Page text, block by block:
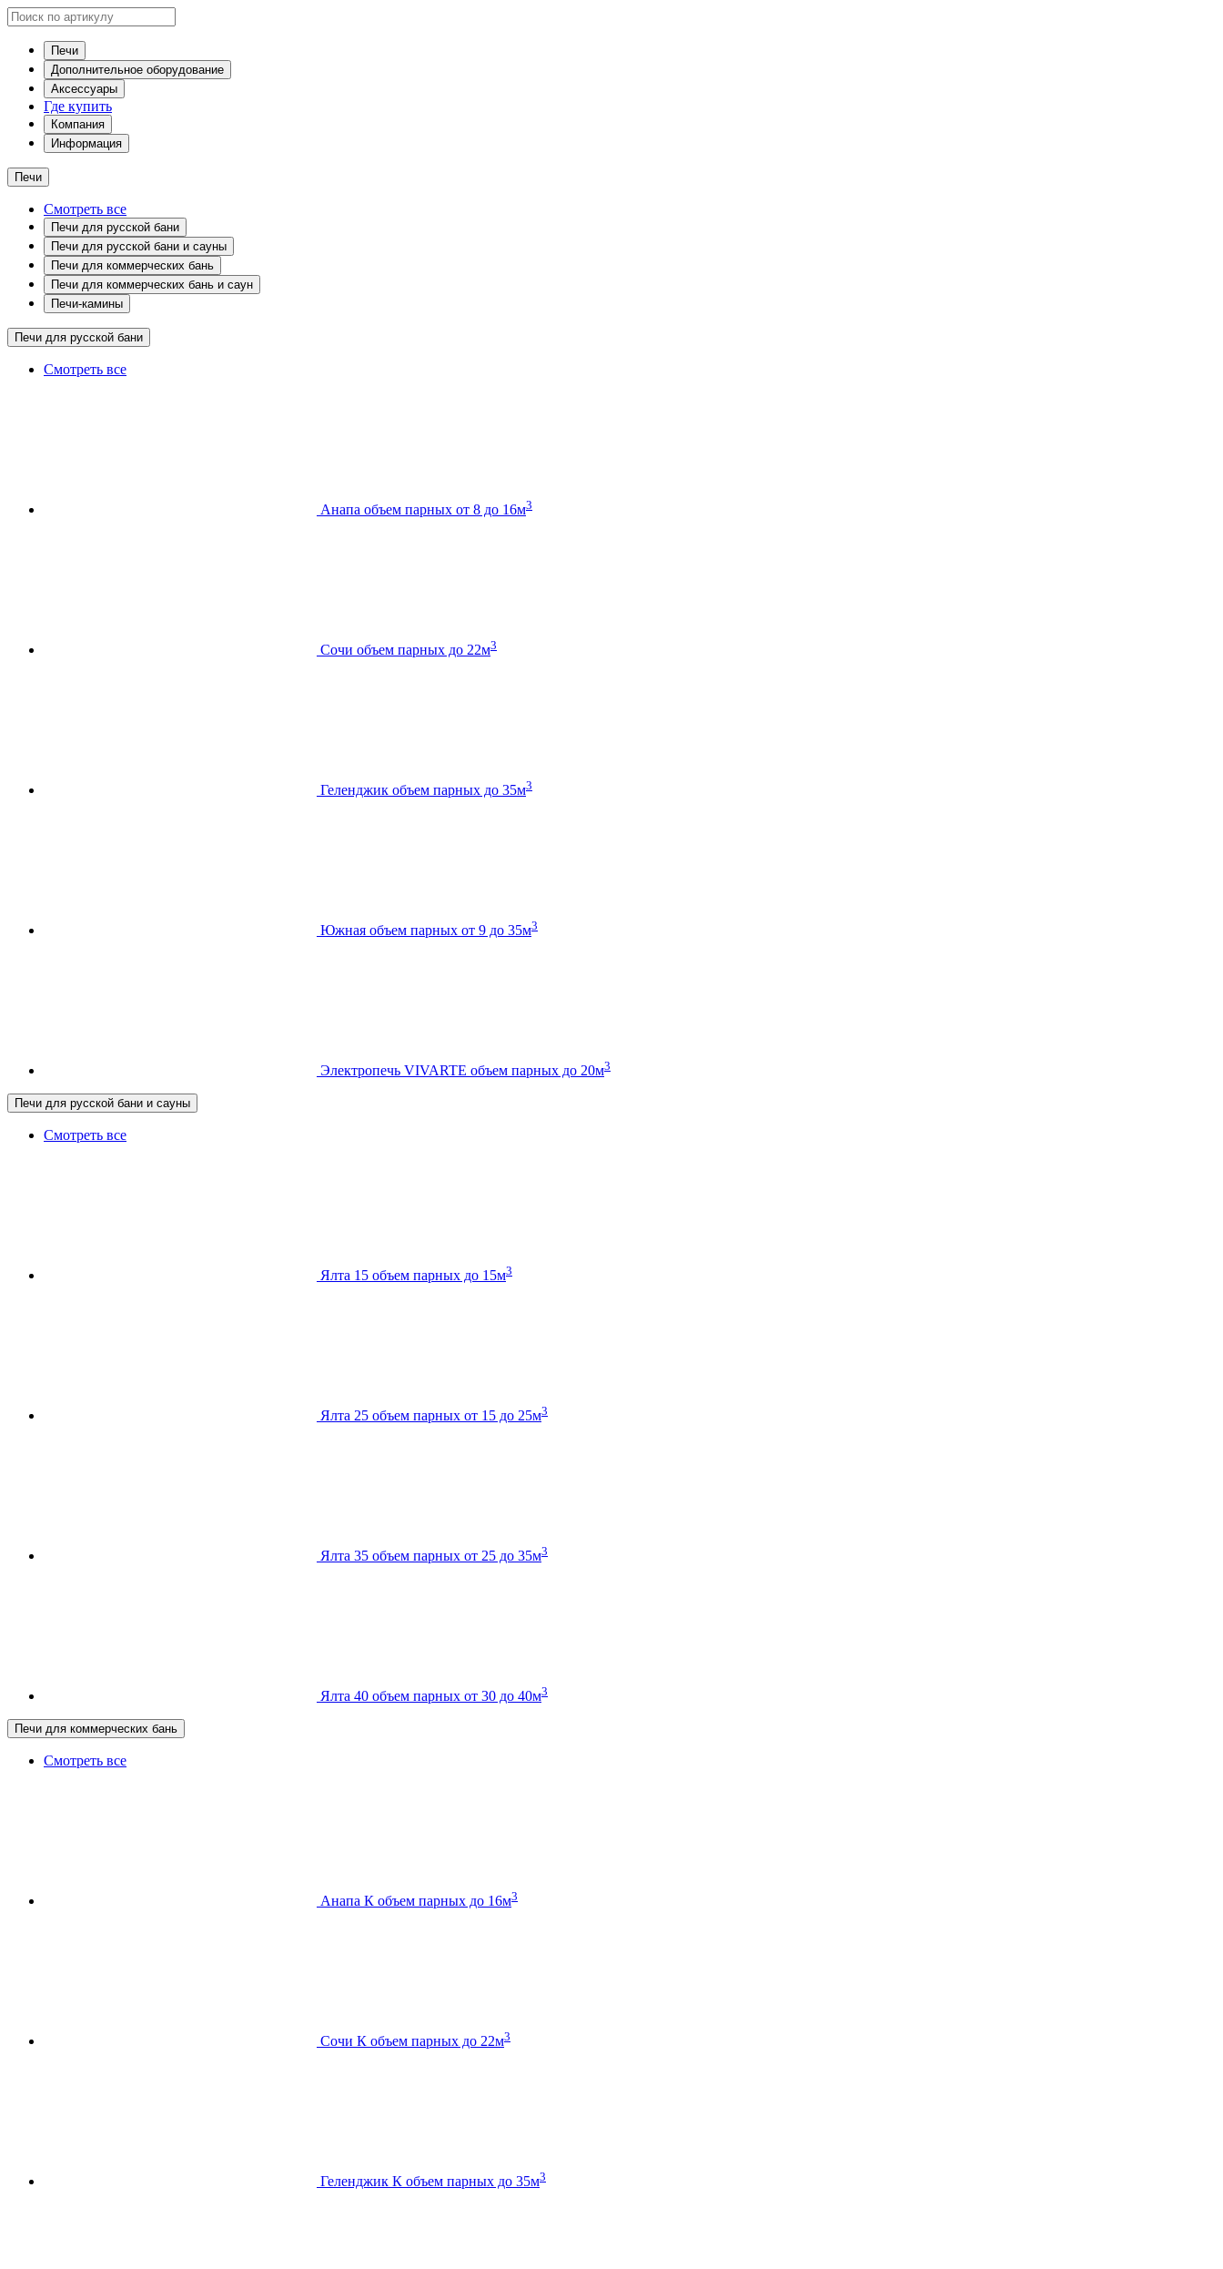
Печи
Дополнительное оборудование
Аксессуары
Где купить
Компания
Информация
Печи
Смотреть все
Печи для русской бани
Печи для русской бани и сауны
Печи для коммерческих бань
Печи для коммерческих бань и саун
Печи-камины
Печи для русской бани
Смотреть все
Анапа объем парных от 8 до 16м3
Сочи объем парных до 22м3
Геленджик объем парных до 35м3
Южная объем парных от 9 до 35м3
Электропечь VIVARTE объем парных до 20м3
Печи для русской бани и сауны
Смотреть все
Ялта 15 объем парных до 15м3
Ялта 25 объем парных от 15 до 25м3
Ялта 35 объем парных от 25 до 35м3
Ялта 40 объем парных от 30 до 40м3
Печи для коммерческих бань
Смотреть все
Анапа К объем парных до 16м3
Сочи К объем парных до 22м3
Геленджик К объем парных до 35м3